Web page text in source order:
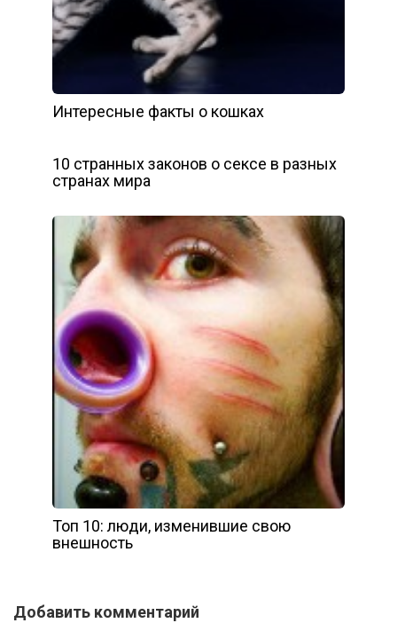
Интересные факты о кошках
10 странных законов о сексе в разных
странах мира
Топ 10: люди, изменившие свою
внешность
Добавить комментарий